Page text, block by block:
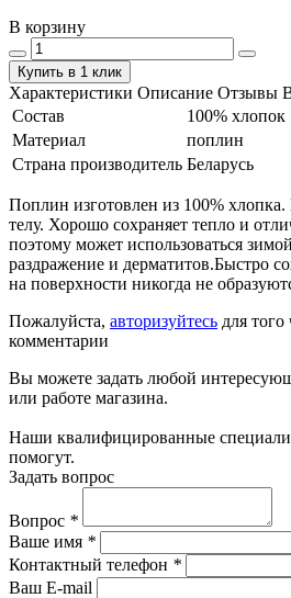
В корзину
Купить в 1 клик
Характеристики Описание Отзывы
Состав
100% хлопок
Материал
поплин
Страна производитель Беларусь
Поплин изготовлен из 100%
телу. Хорошо сохраняет тепло и
поэтому может использоваться
раздражение и дерматитов.Быстро
на поверхности никогда не
Пожалуйста, авторизуйтесь для того
комментарии
Вы можете задать любой
или работе магазина.
Наши квалифицированные
помогут.
Задать вопрос
Вопрос *
Ваше имя *
Контактный телефон *
Ваш E-mail